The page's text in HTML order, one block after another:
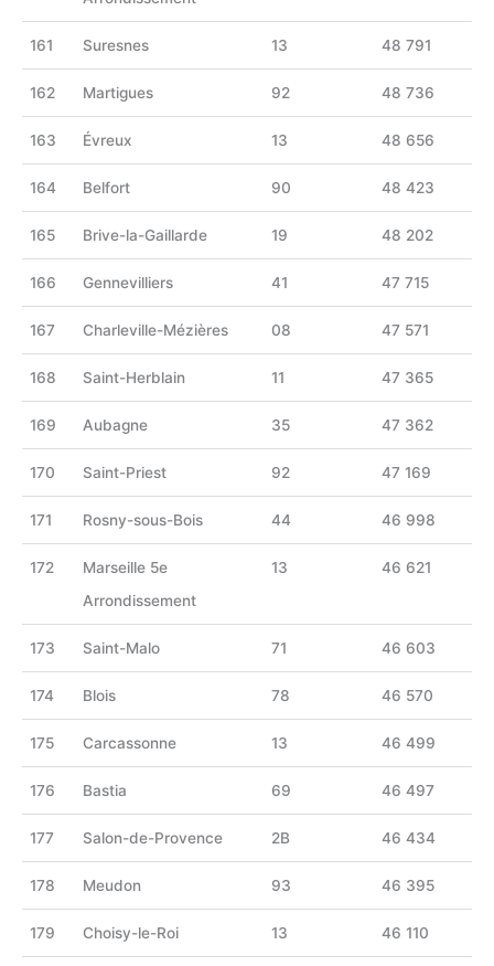
161 Suresnes 13 48 791
162 Martigues 92 48 736
163 Évreux 13 48 656
164 Belfort 90 48 423
165 Brive-la-Gaillarde 19 48 202
166 Gennevilliers 41 47 715
167 Charleville-Mézières 08 47 571
168 Saint-Herblain 11 47 365
169 Aubagne 35 47 362
170 Saint-Priest 92 47 169
171 Rosny-sous-Bois 44 46 998
172
Marseille 5e
Arrondissement
13 46 621
173 Saint-Malo 71 46 603
174 Blois 78 46 570
175 Carcassonne 13 46 499
176 Bastia 69 46 497
177 Salon-de-Provence 2B 46 434
178 Meudon 93 46 395
179 Choisy-le-Roi 13 46 110